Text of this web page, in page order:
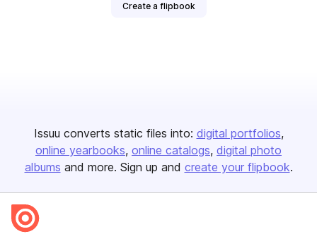
Create a flipbook
Issuu converts static files into: digital portfolios
online yearbooks online catalogs digital photo
albums and more. Sign up and create your flipbook.